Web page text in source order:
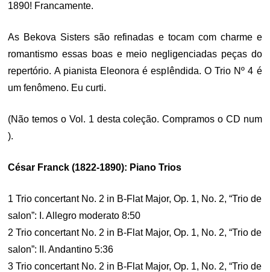
1890! Francamente.
As Bekova Sisters são refinadas e tocam com charme e
romantismo essas boas e meio negligenciadas peças do
repertório. A pianista Eleonora é esplêndida. O Trio Nº 4 é
um fenômeno. Eu curti.
(Não temos o Vol. 1 desta coleção. Compramos o CD num
).
César Franck (1822-1890): Piano Trios
1 Trio concertant No. 2 in B-Flat Major, Op. 1, No. 2, “Trio de
salon”: I. Allegro moderato 8:50
2 Trio concertant No. 2 in B-Flat Major, Op. 1, No. 2, “Trio de
salon”: II. Andantino 5:36
3 Trio concertant No. 2 in B-Flat Major, Op. 1, No. 2, “Trio de